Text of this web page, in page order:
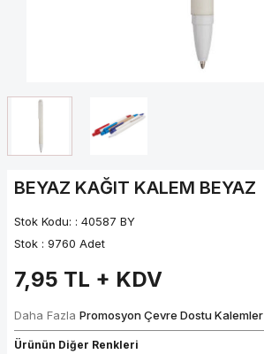
BEYAZ KAĞIT KALEM BEYAZ
Stok Kodu: : 40587 BY
Stok : 9760 Adet
7,95 TL + KDV
Daha Fazla Promosyon Çevre Dostu Kalemler
Ürünün Diğer Renkleri